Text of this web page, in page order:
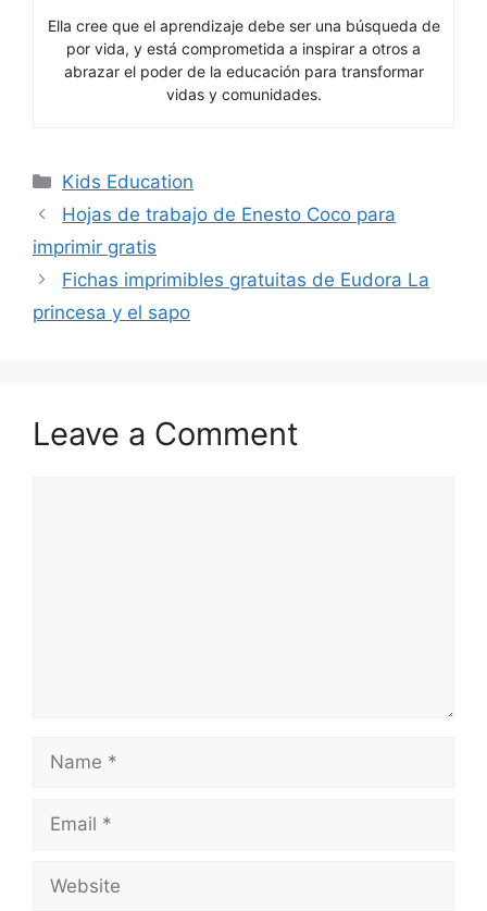
Ella cree que el aprendizaje debe ser una búsqueda de
por vida, y está comprometida a inspirar a otros a
abrazar el poder de la educación para transformar
vidas y comunidades.
Categories
Kids Education
Hojas de trabajo de Enesto Coco para
imprimir gratis
Fichas imprimibles gratuitas de Eudora La
princesa y el sapo
Leave a Comment